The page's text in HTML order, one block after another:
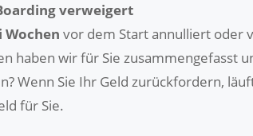
verweigert
Wochen vor dem Start annulliert oder
haben wir für Sie zusammengefasst
Wenn Sie Ihr Geld zurückfordern,
für Sie.